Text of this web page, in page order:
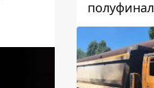
Global
2026